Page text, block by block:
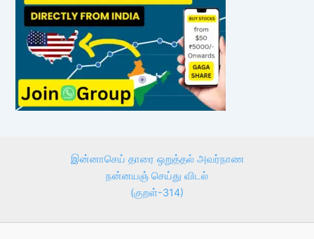
இன்னாசெய் தாரை ஒறுத்தல் அவர்நாண
நன்னயஞ் செய்து விடல்
(குறள்-314)